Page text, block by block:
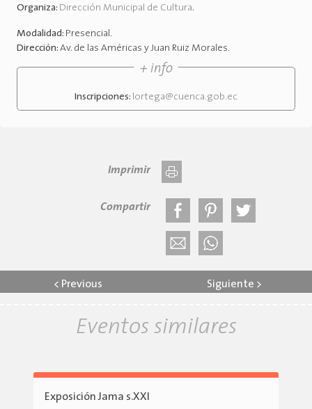
Organiza: Dirección Municipal de Cultura.
Modalidad: Presencial.
Dirección: Av. de las Américas y Juan Ruiz Morales.
+ info
Inscripciones: lortega@cuenca.gob.ec
Imprimir
Compartir
< Previous Siguiente >
Eventos similares
Exposición Jama s.XXI